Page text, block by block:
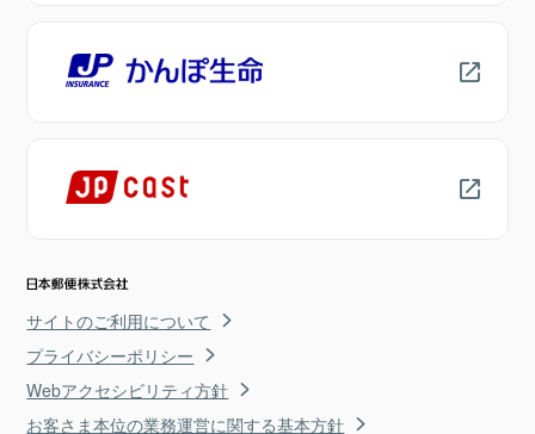
サイトのご利用について
プライバシーポリシー
Webアクセシビリティ方針
お客さま本位の業務運営に関する基本方針